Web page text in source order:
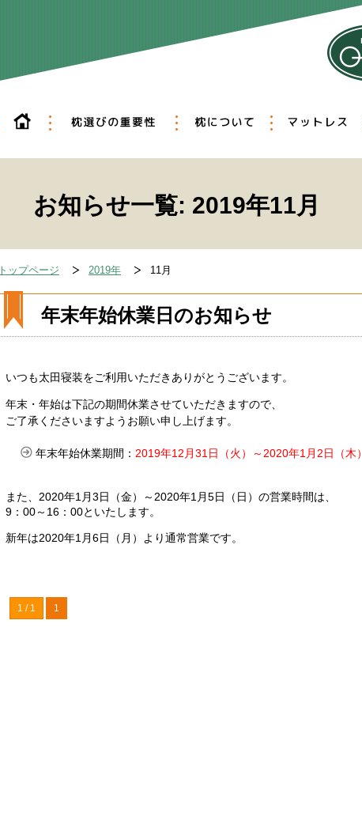
ホーム 枕選びの重要性 枕について
お知らせ一覧: 2019年11月
トップページ 2019年 11月
年末年始休業日のお知らせ
いつも太田寝装をご利用いただきありがとうございます。
年末・年始は下記の期間休業させていただきますので、
ご了承くださいますようお願い申し上げます。
年末年始休業期間： 2019年12月31日（火）～2020年1月2日（木）
また、2020年1月3日（金）～2020年1月5日（日）の営業時間は、
9：00～16：00といたします。
新年は2020年1月6日（月）より通常営業です。
1 / 1 1